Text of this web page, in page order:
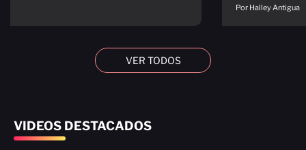
Por Halley Antigua
VER TODOS
VIDEOS DESTACADOS